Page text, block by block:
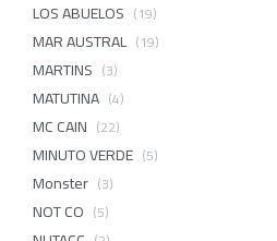
LOS ABUELOS (19)
MAR AUSTRAL (19)
MARTINS (3)
MATUTINA (4)
MC CAIN (22)
MINUTO VERDE (5)
Monster (3)
NOT CO (5)